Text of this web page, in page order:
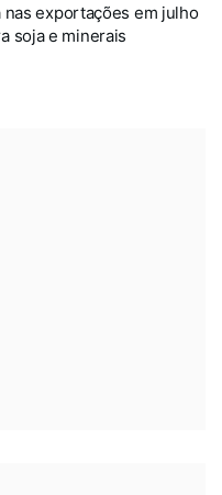
nas exportações em julho
soja e minerais